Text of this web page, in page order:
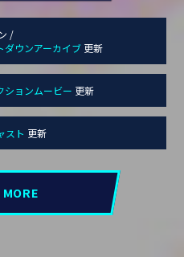
/
ダウンアーカイブ 更新
ションムービー 更新
スト 更新